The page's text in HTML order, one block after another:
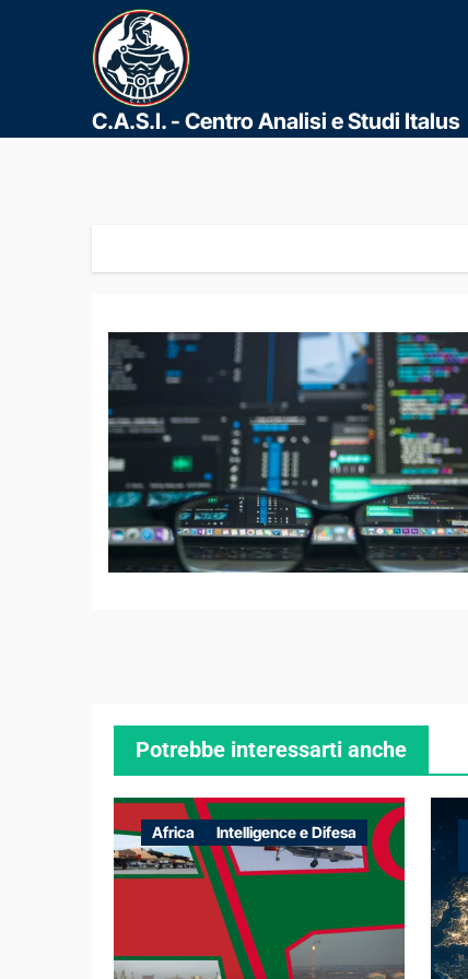
C.A.S.I. - Centro Analisi e Studi Italus
Potrebbe interessarti anche
Africa Intelligence e Difesa